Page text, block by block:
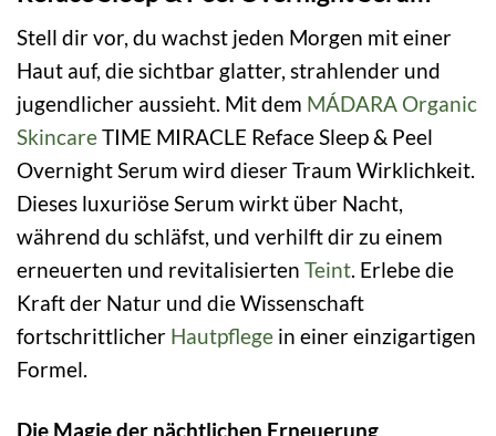
Stell dir vor, du wachst jeden Morgen mit einer
Haut auf, die sichtbar glatter, strahlender und
jugendlicher aussieht. Mit dem MÁDARA Organic
SkincareTIME MIRACLE Reface Sleep & Peel
Overnight Serum wird dieser Traum Wirklichkeit.
Dieses luxuriöse Serum wirkt über Nacht,
während du schläfst, und verhilft dir zu einem
erneuerten und revitalisierten Teint. Erlebe die
Kraft der Natur und die Wissenschaft
fortschrittlicher Hautpflege in einer einzigartigen
Formel.
Die Magie der nächtlichen Erneuerung